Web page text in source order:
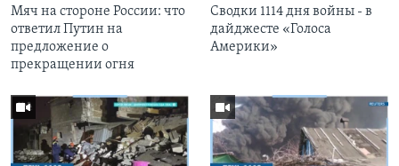
Мяч на стороне России: что
ответил Путин на
предложение о
прекращении огня
Сводки 1114 дня войны - в
дайджесте «Голоса
Америки»